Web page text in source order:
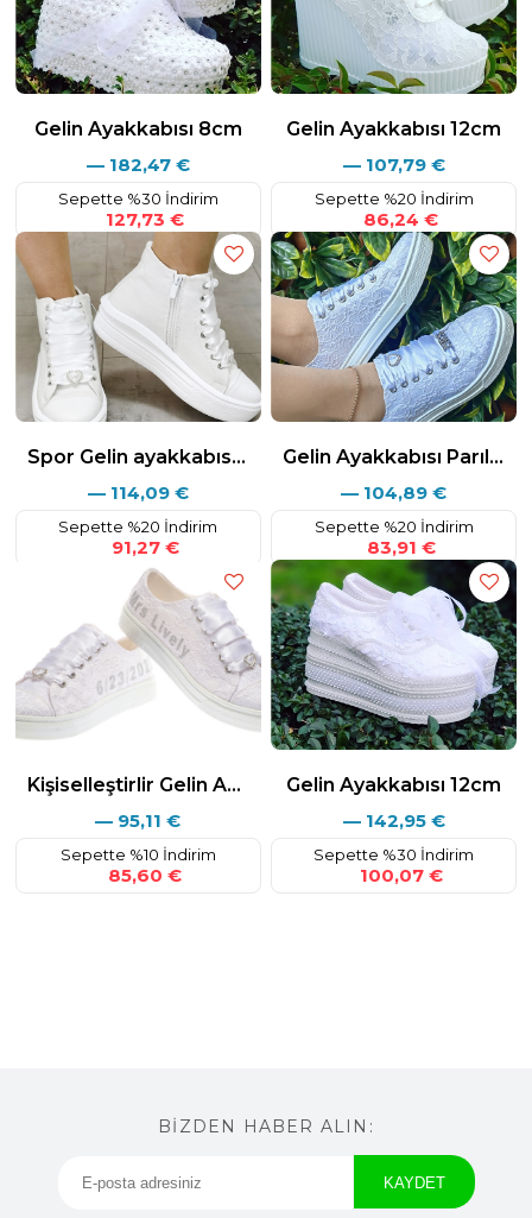
Lütfen Satın alma İle ilgili bu açıklamada sorularınız varsa bizimle
iletişime geçmekten çekinmeyin ;
Eposta : info@ayakkabitutkusu.com
Whatsaap&Tel : +90 532 584 25 80
Gelin Ayakkabısı 8cm
— 182,47 €
Sepette %30 İndirim
127,73 €
Gelin Ayakkabısı 12cm
— 107,79 €
Sepette %20 İndirim
86,24 €
Spor Gelin ayakkabısı İçten Fermuarlı Beyaz Saten ...
— 114,09 €
Sepette %20 İndirim
91,27 €
Gelin Ayakkabısı Parıltılı 2cm
— 104,89 €
Sepette %20 İndirim
83,91 €
Kişiselleştirlir Gelin Ayakkabısı Beyaz Dantel
— 95,11 €
Sepette %10 İndirim
85,60 €
Gelin Ayakkabısı 12cm
— 142,95 €
Sepette %30 İndirim
100,07 €
BİZDEN HABER ALIN: